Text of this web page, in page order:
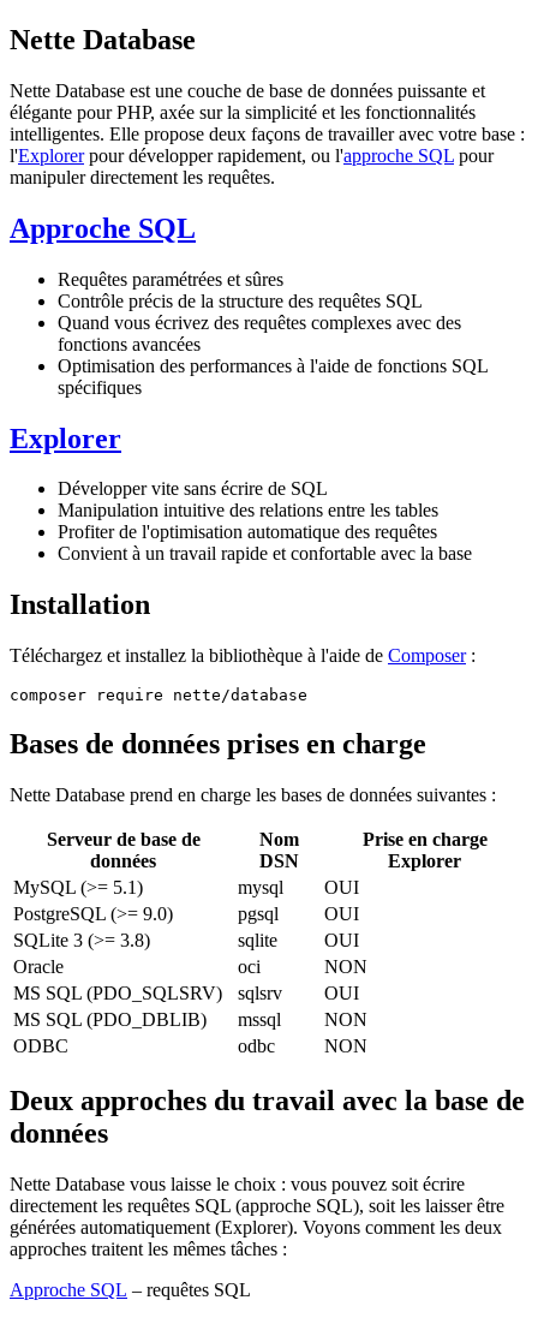
Nette Database
Nette Database est une couche de base de données puissante et
élégante pour PHP, axée sur la simplicité et les fonctionnalités
intelligentes. Elle propose deux façons de travailler avec votre base :
l'Explorerpour développer rapidement, ou l'approche SQL pour
manipuler directement les requêtes.
Approche SQL
Requêtes paramétrées et sûres
Contrôle précis de la structure des requêtes SQL
Quand vous écrivez des requêtes complexes avec des
fonctions avancées
Optimisation des performances à l'aide de fonctions SQL
spécifiques
Explorer
Développer vite sans écrire de SQL
Manipulation intuitive des relations entre les tables
Profiter de l'optimisation automatique des requêtes
Convient à un travail rapide et confortable avec la base
Installation
Téléchargez et installez la bibliothèque à l'aide de Composer:
Bases de données prises en charge
Nette Database prend en charge les bases de données suivantes :
Serveur de base de
données
Nom
DSN
Prise en charge
Explorer
MySQL (>= 5.1)
mysql
OUI
PostgreSQL (>= 9.0)
pgsql
OUI
SQLite 3 (>= 3.8)
sqlite
OUI
Oracle
oci
NON
MS SQL (PDO_SQLSRV)
sqlsrv
OUI
MS SQL (PDO_DBLIB)
mssql
NON
ODBC
odbc NON
Deux approches du travail avec la base de
données
Nette Database vous laisse le choix : vous pouvez soit écrire
directement les requêtes SQL (approche SQL), soit les laisser être
générées automatiquement (Explorer). Voyons comment les deux
approches traitent les mêmes tâches :
Approche SQL – requêtes SQL